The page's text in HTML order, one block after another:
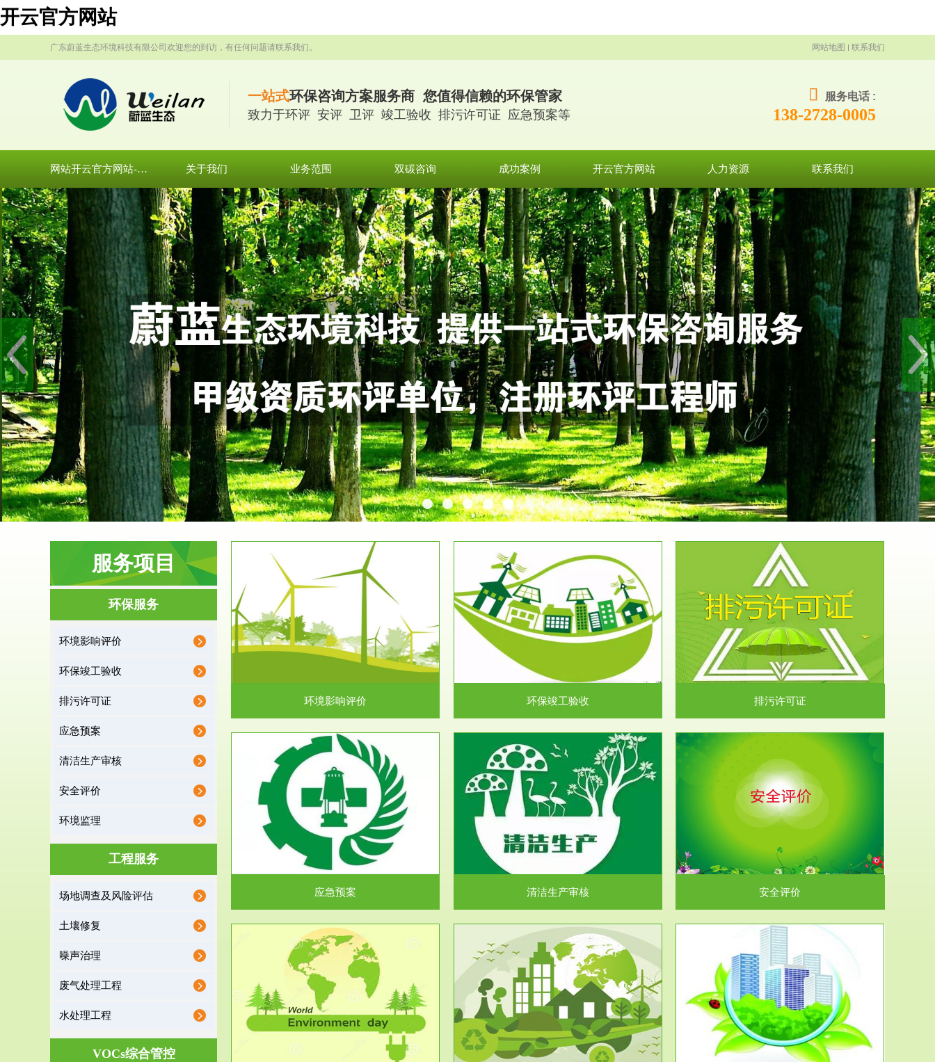
开云官方网站
广东蔚蓝生态环境科技有限公司欢迎您的到访，有任何问题请联系我们。 网站地图 联系我们
一站式环保咨询方案服务商 您值得信赖的环保管家
致力于环评 安评 卫评 竣工验收 排污许可证 应急预案等
服务电话 :
138-2728-0005
网站开云官方网站-开云集团有限公司官网 关于我们 业务范围 双碳咨询 成功案例 开云官方网站 人力资源 联系我们
服务项目
环保服务
环境影响评价
环保竣工验收
排污许可证
应急预案
清洁生产审核
安全评价
环境监理
工程服务
场地调查及风险评估
土壤修复
噪声治理
废气处理工程
水处理工程
VOCs综合管控
服务范围
环境影响评价
据《中华人民共和国环境保护法》第十九条 编制
有关开发利用规划，建...
环境影响评价
服务范围
环保竣工验收
根据《建设项目环境保护管理条例》第十七条 编
制环境影响报告书、...
环保竣工验收
服务范围
排污许可证
排污许可申报咨询：（排污许可证）根据《中华
人民共和国环境保护法》...
排污许可证
业事业单位应当按照...
应急预案
服务范围
清洁生产审核
根据《中华人民共和国清洁生产促进法》、《清
洁生产审核暂行办法...
清洁生产审核
服务范围
安全评价
安全评价安全评价目的是查找、分析和预测工
程、系统、生产经营活...
安全评价
收监管的重要辅助...
服务范围
VOCs在线监测
根据《重点区域大气污染防治“十二五”规划》有
机废气净化率达...
服务范围
集团/企业级VOCs综合管控
进行VOCs管控，首先就要找到排放的源头，并
监测估算出排放量。企业...